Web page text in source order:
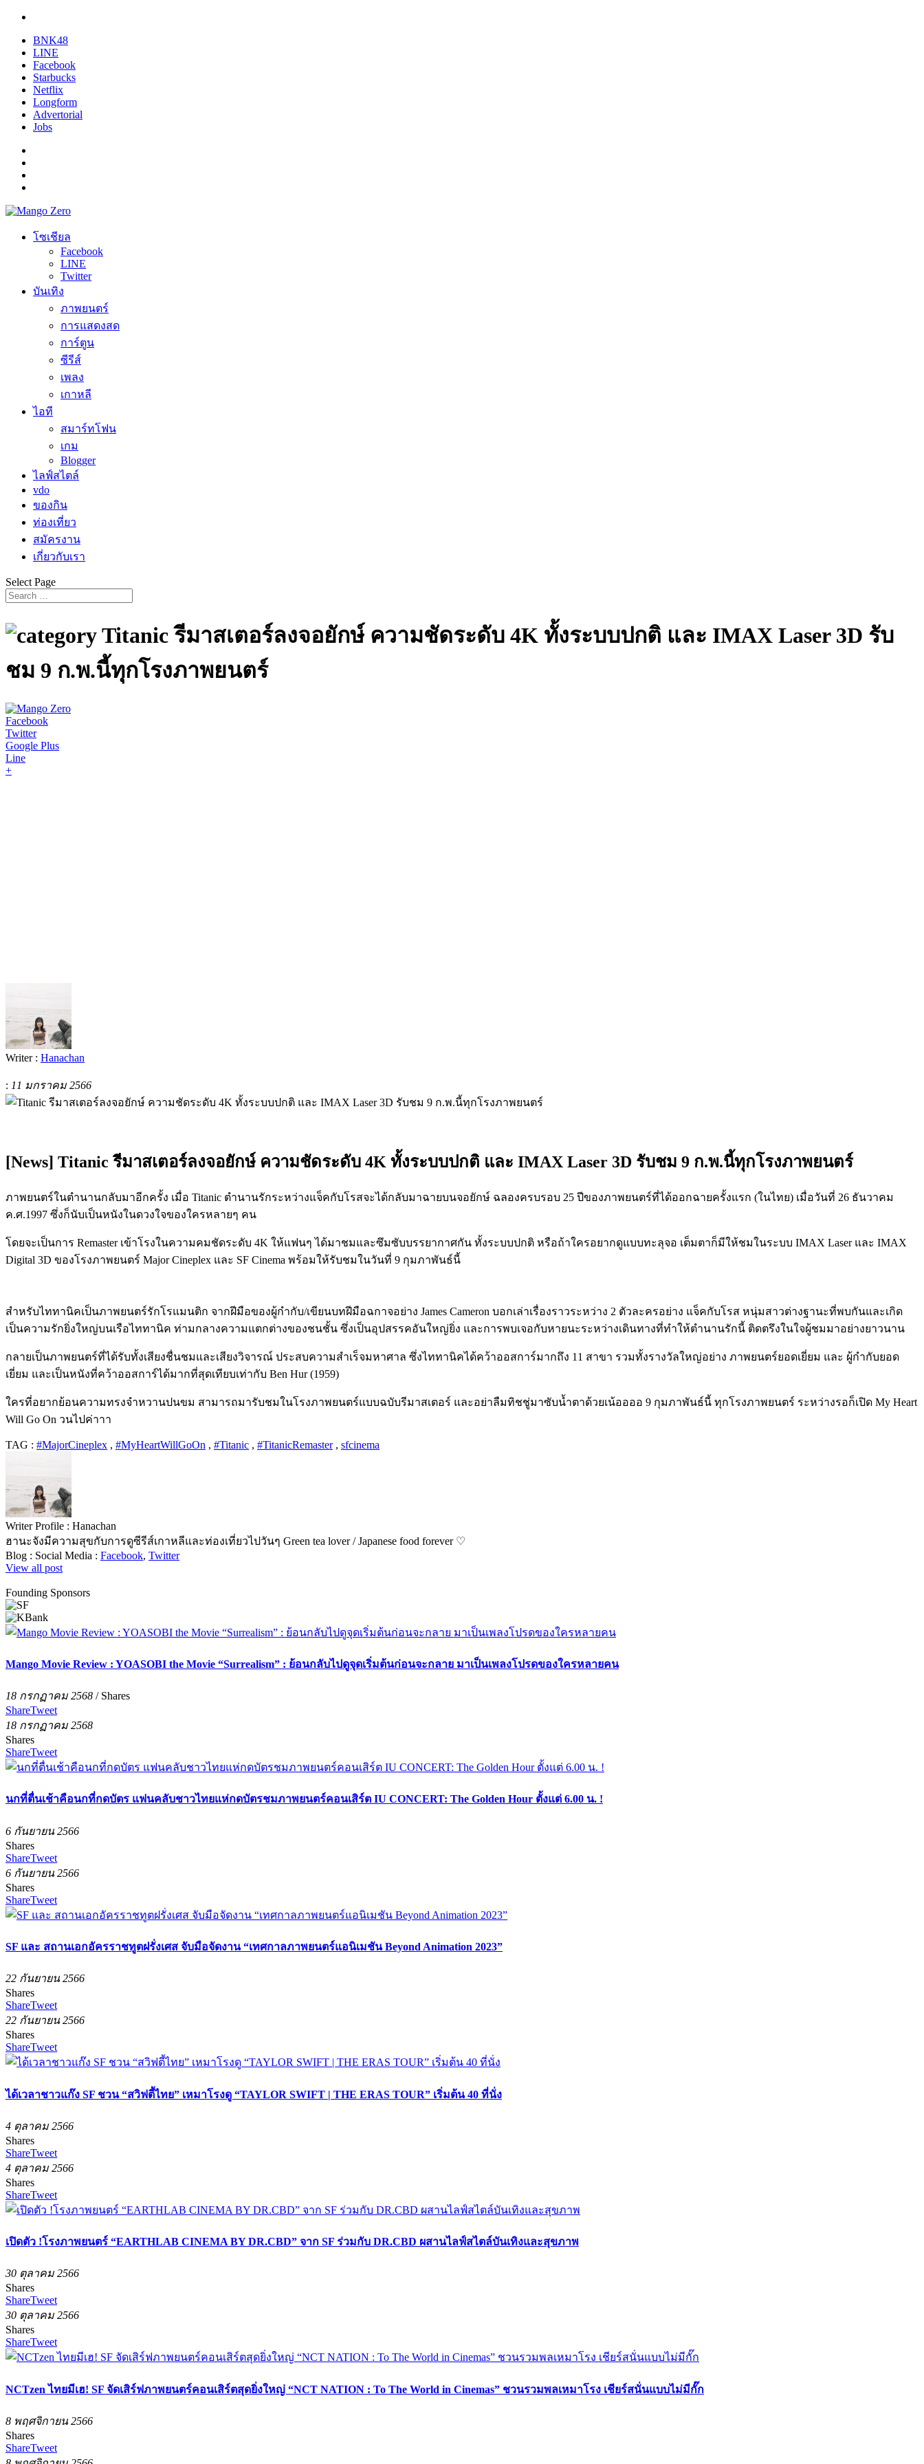
BNK48
LINE
Facebook
Starbucks
Netflix
Longform
Advertorial
Jobs
โซเชียล
Facebook
LINE
Twitter
บันเทิง
ภาพยนตร์
การแสดงสด
การ์ตูน
ซีรีส์
เพลง
เกาหลี
ไอที
สมาร์ทโฟน
เกม
Blogger
ไลฟ์สไตล์
vdo
ของกิน
ท่องเที่ยว
สมัครงาน
เกี่ยวกับเรา
Select Page
Titanic รีมาสเตอร์ลงจอยักษ์ ความชัดระดับ 4K ทั้งระบบปกติ และ IMAX Laser 3D รับ
ชม 9 ก.พ.นี้ทุกโรงภาพยนตร์
Facebook
Twitter
Google Plus
Line
+
Writer : Hanachan
: 11 มกราคม 2566
[News] Titanic รีมาสเตอร์ลงจอยักษ์ ความชัดระดับ 4K ทั้งระบบปกติ และ IMAX Laser 3D รับชม 9 ก.พ.นี้ทุกโรงภาพยนตร์
ภาพยนตร์ในตำนานกลับมาอีกครั้ง เมื่อ Titanic ตำนานรักระหว่างแจ็คกับโรสจะได้กลับมาฉายบนจอยักษ์ ฉลองครบรอบ 25 ปีของภาพยนตร์ที่ได้ออกฉายครั้งแรก (ในไทย) เมื่อวันที่ 26 ธันวาคม
ค.ศ.1997 ซึ่งก็นับเป็นหนังในดวงใจของใครหลายๆ คน
โดยจะเป็นการ Remaster เข้าโรงในความคมชัดระดับ 4K ให้แฟนๆ ได้มาชมและซึมซับบรรยากาศกัน ทั้งระบบปกติ หรือถ้าใครอยากดูแบบทะลุจอ เต็มตาก็มีให้ชมในระบบ IMAX Laser และ IMAX
Digital 3D ของโรงภาพยนตร์ Major Cineplex และ SF Cinema พร้อมให้รับชมในวันที่ 9 กุมภาพันธ์นี้
สำหรับไททานิคเป็นภาพยนตร์รักโรแมนติก จากฝีมือของผู้กำกับ/เขียนบทฝีมือฉกาจอย่าง James Cameron บอกเล่าเรื่องราวระหว่าง 2 ตัวละครอย่าง แจ็คกับโรส หนุ่มสาวต่างฐานะที่พบกันและเกิด
เป็นความรักยิ่งใหญ่บนเรือไททานิค ท่ามกลางความแตกต่างของชนชั้น ซึ่งเป็นอุปสรรคอันใหญ่ยิ่ง และการพบเจอกับหายนะระหว่างเดินทางที่ทำให้ตำนานรักนี้ ติดตรึงในใจผู้ชมมาอย่างยาวนาน
กลายเป็นภาพยนตร์ที่ได้รับทั้งเสียงชื่นชมและเสียงวิจารณ์ ประสบความสำเร็จมหาศาล ซึ่งไททานิคได้คว้าออสการ์มากถึง 11 สาขา รวมทั้งรางวัลใหญ่อย่าง ภาพยนตร์ยอดเยี่ยม และ ผู้กำกับยอด
เยี่ยม และเป็นหนังที่คว้าออสการ์ได้มากที่สุดเทียบเท่ากับ Ben Hur (1959)
ใครที่อยากย้อนความทรงจำหวานปนขม สามารถมารับชมในโรงภาพยนตร์แบบฉบับรีมาสเตอร์ และอย่าลืมทิชชู่มาซับน้ำตาด้วยเน้ออออ 9 กุมภาพันธ์นี้ ทุกโรงภาพยนตร์ ระหว่างรอก็เปิด My Heart
Will Go On วนไปค่าาา
TAG : #MajorCineplex , #MyHeartWillGoOn , #Titanic , #TitanicRemaster, sfcinema
Writer Profile : Hanachan
ฮานะจังมีความสุขกับการดูซีรีส์เกาหลีและท่องเที่ยวไปวันๆ Green tea lover / Japanese food forever ♡
Blog : Social Media : Facebook, Twitter
View all post
Founding Sponsors
Mango Movie Review : YOASOBI the Movie “Surrealism” : ย้อนกลับไปดูจุดเริ่มต้นก่อนจะกลาย มาเป็นเพลงโปรดของใครหลายคน
18 กรกฏาคม 2568 / Shares
ShareTweet
18 กรกฏาคม 2568
Shares
ShareTweet
นกที่ตื่นเช้าคือนกที่กดบัตร แฟนคลับชาวไทยแห่กดบัตรชมภาพยนตร์คอนเสิร์ต IU CONCERT: The Golden Hour ตั้งแต่ 6.00 น. !
6 กันยายน 2566
Shares
ShareTweet
6 กันยายน 2566
Shares
ShareTweet
SF และ สถานเอกอัครราชทูตฝรั่งเศส จับมือจัดงาน “เทศกาลภาพยนตร์แอนิเมชัน Beyond Animation 2023”
22 กันยายน 2566
Shares
ShareTweet
22 กันยายน 2566
Shares
ShareTweet
ได้เวลาชาวแก๊ง SF ชวน “สวิฟตี้ไทย” เหมาโรงดู “TAYLOR SWIFT | THE ERAS TOUR” เริ่มต้น 40 ที่นั่ง
4 ตุลาคม 2566
Shares
ShareTweet
4 ตุลาคม 2566
Shares
ShareTweet
เปิดตัว !โรงภาพยนตร์ “EARTHLAB CINEMA BY DR.CBD” จาก SF ร่วมกับ DR.CBD ผสานไลฟ์สไตล์บันเทิงและสุขภาพ
30 ตุลาคม 2566
Shares
ShareTweet
30 ตุลาคม 2566
Shares
ShareTweet
NCTzen ไทยมีเฮ! SF จัดเสิร์ฟภาพยนตร์คอนเสิร์ตสุดยิ่งใหญ่ “NCT NATION : To The World in Cinemas” ชวนรวมพลเหมาโรง เชียร์สนั่นแบบไม่มีกั๊ก
8 พฤศจิกายน 2566
Shares
ShareTweet